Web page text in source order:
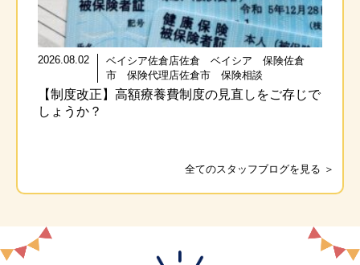
2026.08.02
ベイシア佐倉店佐倉 ベイシア 保険佐倉
市 保険代理店佐倉市 保険相談
【制度改正】高額療養費制度の見直しをご存じで
しょうか？
全てのスタッフブログを見る ＞